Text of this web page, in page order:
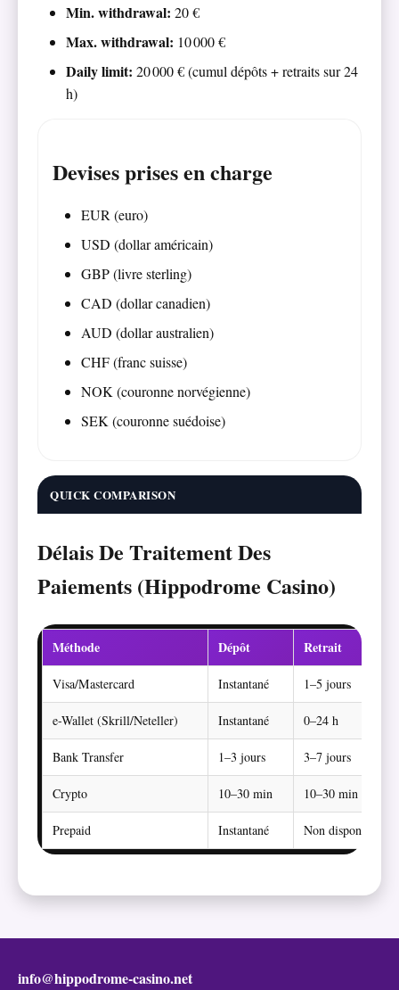
Min. withdrawal: 20 €
Max. withdrawal: 10 000 €
Daily limit: 20 000 € (cumul dépôts + retraits sur 24
h)
Devises prises en charge
EUR (euro)
USD (dollar américain)
GBP (livre sterling)
CAD (dollar canadien)
AUD (dollar australien)
CHF (franc suisse)
NOK (couronne norvégienne)
SEK (couronne suédoise)
QUICK COMPARISON
Délais De Traitement Des
Paiements (Hippodrome Casino)
Méthode Dépôt Retrait
Visa/Mastercard Instantané 1–5 jours
e-Wallet (Skrill/Neteller) Instantané 0–24 h
Bank Transfer 1–3 jours 3–7 jours
Crypto 10–30 min 10–30 min
Prepaid Instantané Non disponible
info@hippodrome-casino.net